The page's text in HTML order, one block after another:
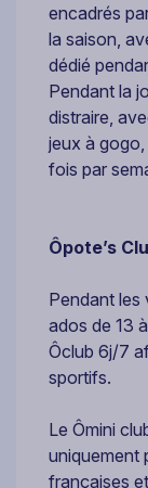
encadrés
la saison,
dédié
Pendant la
distraire,
jeux à gogo,
fois par
Ôpote’s
Pendant les
ados de 13
Ôclub 6j/7
sportifs.
Le Ômini
uniquement
françaises